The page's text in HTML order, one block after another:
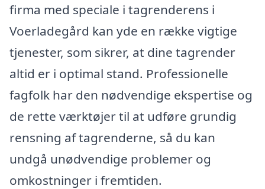
firma med speciale i tagrenderens i
Voerladegård kan yde en række vigtige
tjenester, som sikrer, at dine tagrender
altid er i optimal stand. Professionelle
fagfolk har den nødvendige ekspertise og
de rette værktøjer til at udføre grundig
rensning af tagrenderne, så du kan
undgå unødvendige problemer og
omkostninger i fremtiden.